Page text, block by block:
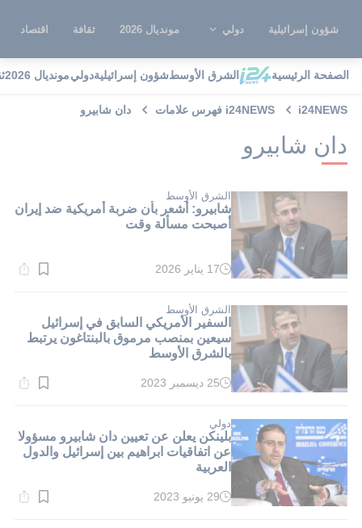
شؤون إسرائيلية دولي مونديال 2026 ثقافة اقتصاد
الصفحة الرئيسية الشرق الأوسطشؤون إسرائيليةدوليمونديال 2026
i24NEWS i24NEWS فهرس علامات دان شابيرو
دان شابيرو
الشرق الأوسط
شابيرو: أشعر بأن ضربة أمريكية ضد إيران
أصبحت مسألة وقت
وقت
دقيقة.
17 يناير 2026
الشرق الأوسط
السفير الأمريكي السابق في إسرائيل
سيعين بمنصب مرموق بالبنتاغون يرتبط
بالشرق الأوسط
وقت
دقيقة.
25 ديسمبر 2023
دولي
بلينكن يعلن عن تعيين دان شابيرو مسؤولا
عن اتفاقيات ابراهيم بين إسرائيل والدول
العربية
وقت
29 يونيو 2023